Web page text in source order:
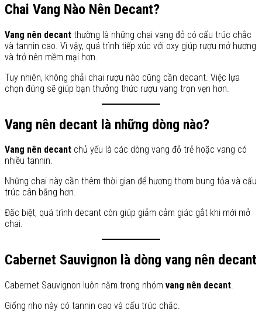
Chai Vang Nào Nên Decant?
Vang nên decant thường là những chai vang đỏ có cấu trúc chắc
và tannin cao. Vì vậy, quá trình tiếp xúc với oxy giúp rượu mở hương
và trở nên mềm mại hơn.
Tuy nhiên, không phải chai rượu nào cũng cần decant. Việc lựa
chọn đúng sẽ giúp bạn thưởng thức rượu vang trọn vẹn hơn.
Vang nên decant là những dòng nào?
Vang nên decant chủ yếu là các dòng vang đỏ trẻ hoặc vang có
nhiều tannin.
Những chai này cần thêm thời gian để hương thơm bung tỏa và cấu
trúc cân bằng hơn.
Đặc biệt, quá trình decant còn giúp giảm cảm giác gắt khi mới mở
chai.
Cabernet Sauvignon là dòng vang nên decant
Cabernet Sauvignon luôn nằm trong nhóm vang nên decant.
Giống nho này có tannin cao và cấu trúc chắc.